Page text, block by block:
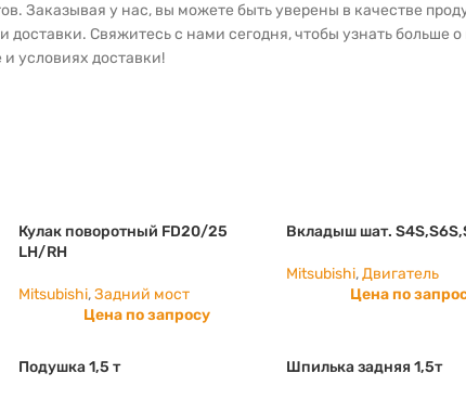
Заказывая у нас, вы можете быть уверены в качестве
доставки. Свяжитесь с нами сегодня, чтобы узнать больше
условиях доставки!
Кулак поворотный FD20/25
LH/RH
Mitsubishi,Задний мост
Цена по запросу
Вкладыш шат.
Mitsubishi, Двигатель
Цена по
Подушка 1,5 т Шпилька задняя 1,5т